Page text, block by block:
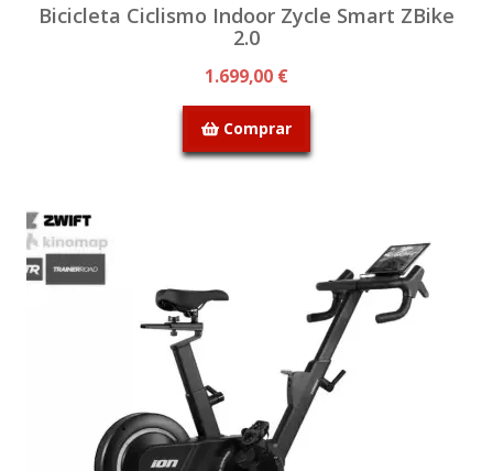
Bicicleta Ciclismo Indoor Zycle Smart ZBike
2.0
1.699,00 €
Comprar